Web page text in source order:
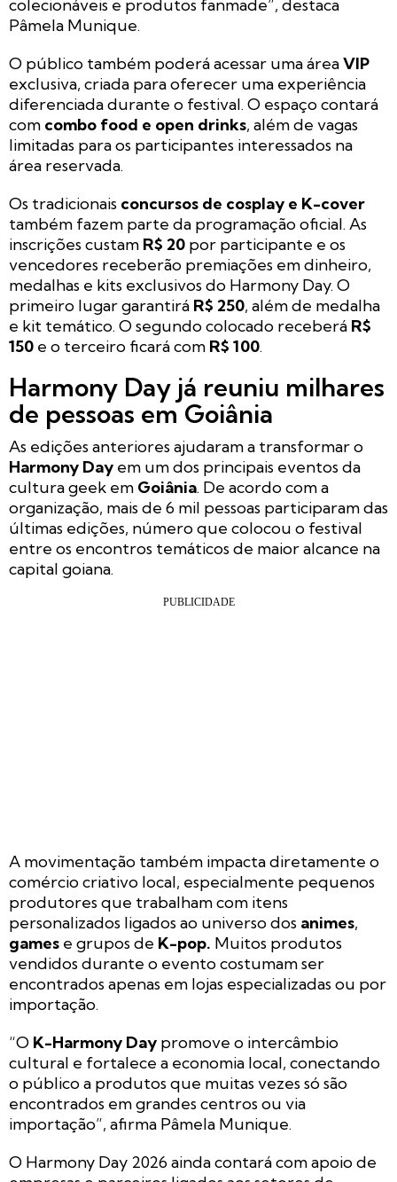
colecionáveis e produtos fanmade”, destaca
Pâmela Munique.
O público também poderá acessar uma áreaVIP
exclusiva, criada para oferecer uma experiência
diferenciada durante o festival. O espaço contará
com combo food e open drinks, além de vagas
limitadas para os participantes interessados na
área reservada.
Os tradicionais concursos de cosplay e K-cover
também fazem parte da programação oficial. As
inscrições custam R$ 20 por participante e os
vencedores receberão premiações em dinheiro,
medalhas e kits exclusivos do Harmony Day. O
primeiro lugar garantirá R$ 250, além de medalha
e kit temático. O segundo colocado receberá R$
150 e o terceiro ficará com R$ 100.
Harmony Day já reuniu milhares
de pessoas em Goiânia
As edições anteriores ajudaram a transformar o
Harmony Day em um dos principais eventos da
cultura geek em Goiânia. De acordo com a
organização, mais de 6 mil pessoas participaram das
últimas edições, número que colocou o festival
entre os encontros temáticos de maior alcance na
capital goiana.
A movimentação também impacta diretamente o
comércio criativo local, especialmente pequenos
produtores que trabalham com itens
personalizados ligados ao universo dos animes,
games e grupos de K-pop. Muitos produtos
vendidos durante o evento costumam ser
encontrados apenas em lojas especializadas ou por
importação.
“O K-Harmony Day promove o intercâmbio
cultural e fortalece a economia local, conectando
o público a produtos que muitas vezes só são
encontrados em grandes centros ou via
importação”, afirma Pâmela Munique.
O Harmony Day 2026 ainda contará com apoio de